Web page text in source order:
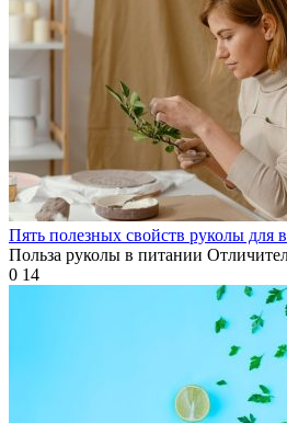
Пять полезных свойств руколы для
Польза руколы в питании
0 14